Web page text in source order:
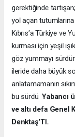
gerektiğinde
yol açan tutumlarına
Kıbrıs’a Türkiye ve
kurması için yeşil
göz yummayı
ileride daha büyük
anlatamamanın
bu sürdü.Yabancı
ve altı defa Genel
Denktaş’TI.